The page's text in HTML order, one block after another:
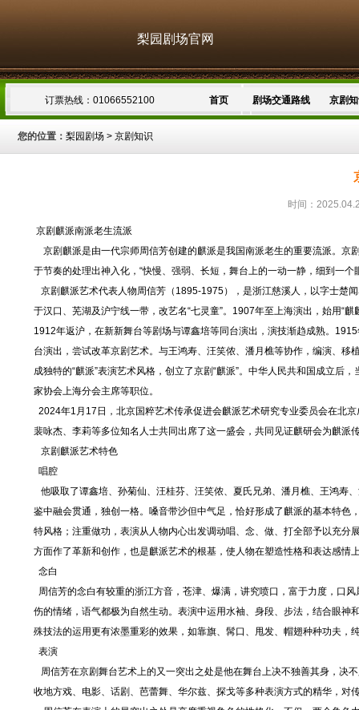
梨园剧场官网
订票热线：01066552100 首页 剧场交通路线 京剧
您的位置： 梨园剧场 > 京剧知识
时间：
京剧麒派南派老生流派
京剧麒派是由一代宗师周信芳创建的麒派是我国南派老生的重要流派。京
于节奏的处理出神入化，“快慢、强弱、长短，舞台上的一动一静，细到一
京剧麒派艺术代表人物周信芳（1895-1975），是浙江慈溪人，以字士楚
于汉口、芜湖及沪宁线一带，改艺名“七灵童”。1907年至上海演出，始用“
1912年返沪，在新新舞台等剧场与谭鑫培等同台演出，演技渐趋成熟。
台演出，尝试改革京剧艺术。与王鸿寿、汪笑侬、潘月樵等协作，编演、
成独特的“麒派”表演艺术风格，创立了京剧“麒派”。中华人民共和国成立
家协会上海分会主席等职位。
2024年1月17日，北京国粹艺术传承促进会麒派艺术研究专业委员会在北
裴咏杰、李莉等多位知名人士共同出席了这一盛会，共同见证麒研会为麒派
京剧麒派艺术特色
唱腔
他吸取了谭鑫培、孙菊仙、汪桂芬、汪笑侬、夏氏兄弟、潘月樵、王鸿寿
鉴中融会贯通，独创一格。嗓音带沙但中气足，恰好形成了麒派的基本特色
特风格；注重做功，表演从人物内心出发调动唱、念、做、打全部予以充
方面作了革新和创作，也是麒派艺术的根基，使人物在塑造性格和表达感情
念白
周信芳的念白有较重的浙江方音，苍津、爆满，讲究喷口，富于力度，口
伤的情绪，语气都极为自然生动。表演中运用水袖、身段、步法，结合眼
殊技法的运用更有浓墨重彩的效果，如靠旗、髯口、甩发、帽翅种种功夫，
表演
周信芳在京剧舞台艺术上的又一突出之处是他在舞台上决不独善其身，决
收地方戏、电影、话剧、芭蕾舞、华尔兹、探戈等多种表演方式的精华，对